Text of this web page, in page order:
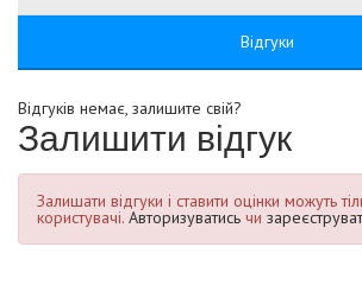
Відгуки
Відгуків немає, залишите свій?
Залишити відгук
Залишати відгуки і ставити оцінки можуть
користувачі. Авторизуватись чи